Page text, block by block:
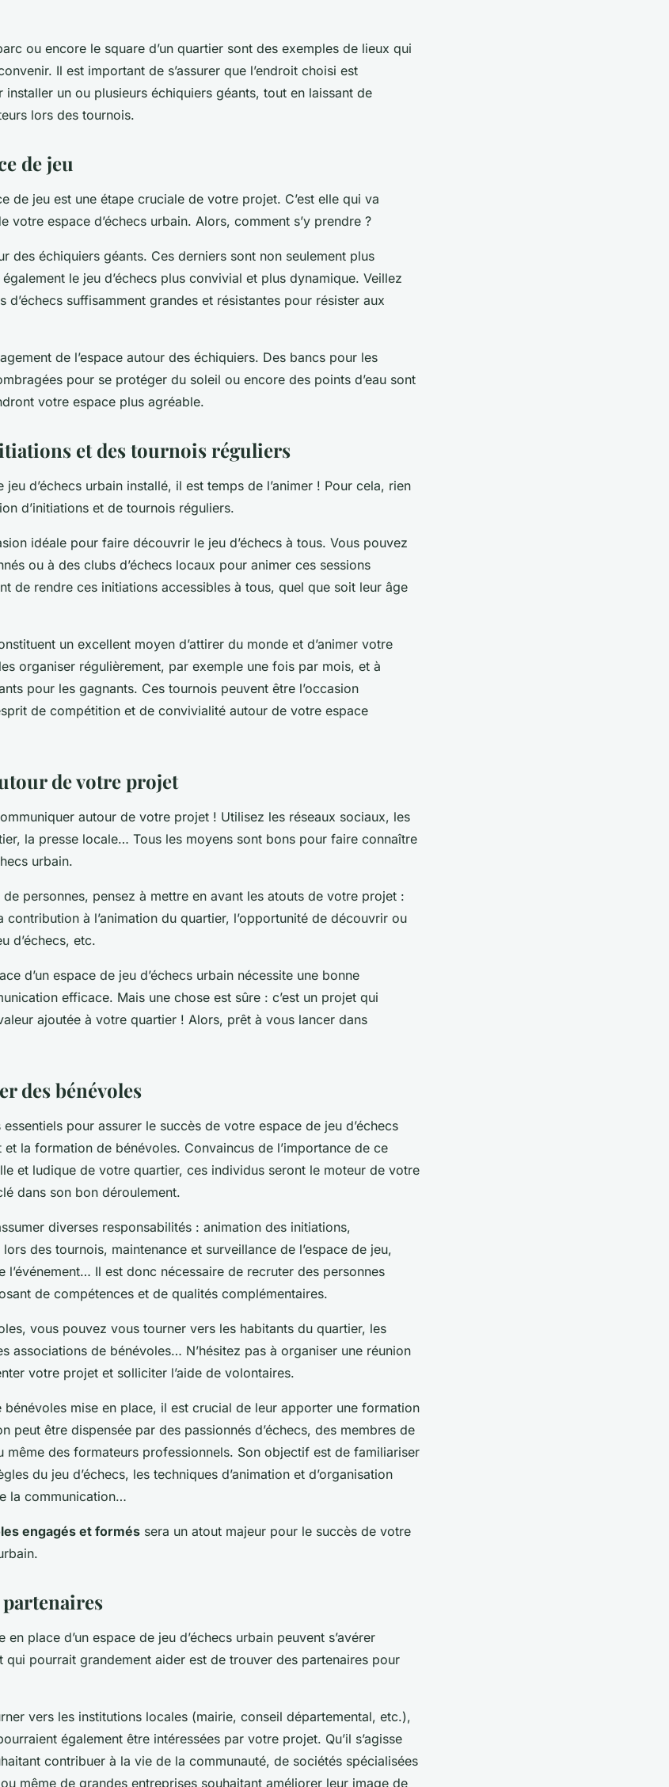
ou encore le square d’un quartier sont des exemples de lieux qui
Il est important de s’assurer que l’endroit choisi est
installer un ou plusieurs échiquiers géants, tout en laissant de
lors des tournois.
de jeu
de jeu est une étape cruciale de votre projet. C’est elle qui va
votre espace d’échecs urbain. Alors, comment s’y prendre ?
des échiquiers géants. Ces derniers sont non seulement plus
le jeu d’échecs plus convivial et plus dynamique. Veillez
d’échecs suffisamment grandes et résistantes pour résister aux
de l’espace autour des échiquiers. Des bancs pour les
pour se protéger du soleil ou encore des points d’eau sont
votre espace plus agréable.
et des tournois réguliers
d’échecs urbain installé, il est temps de l’animer ! Pour cela, rien
d’initiations et de tournois réguliers.
idéale pour faire découvrir le jeu d’échecs à tous. Vous pouvez
ou à des clubs d’échecs locaux pour animer ces sessions
de rendre ces initiations accessibles à tous, quel que soit leur âge
un excellent moyen d’attirer du monde et d’animer votre
organiser régulièrement, par exemple une fois par mois, et à
pour les gagnants. Ces tournois peuvent être l’occasion
de compétition et de convivialité autour de votre espace
de votre projet
autour de votre projet ! Utilisez les réseaux sociaux, les
la presse locale… Tous les moyens sont bons pour faire connaître
urbain.
personnes, pensez à mettre en avant les atouts de votre projet :
contribution à l’animation du quartier, l’opportunité de découvrir ou
d’échecs, etc.
d’un espace de jeu d’échecs urbain nécessite une bonne
efficace. Mais une chose est sûre : c’est un projet qui
ajoutée à votre quartier ! Alors, prêt à vous lancer dans
des bénévoles
essentiels pour assurer le succès de votre espace de jeu d’échecs
et la formation de bénévoles. Convaincus de l’importance de ce
et ludique de votre quartier, ces individus seront le moteur de votre
dans son bon déroulement.
diverses responsabilités : animation des initiations,
des tournois, maintenance et surveillance de l’espace de jeu,
l’événement… Il est donc nécessaire de recruter des personnes
de compétences et de qualités complémentaires.
vous pouvez vous tourner vers les habitants du quartier, les
associations de bénévoles… N’hésitez pas à organiser une réunion
votre projet et solliciter l’aide de volontaires.
mise en place, il est crucial de leur apporter une formation
peut être dispensée par des passionnés d’échecs, des membres de
même des formateurs professionnels. Son objectif est de familiariser
du jeu d’échecs, les techniques d’animation et d’organisation
la communication…
engagés et formés sera un atout majeur pour le succès de votre
partenaires
place d’un espace de jeu d’échecs urbain peuvent s’avérer
qui pourrait grandement aider est de trouver des partenaires pour
vers les institutions locales (mairie, conseil départemental, etc.),
également être intéressées par votre projet. Qu’il s’agisse
contribuer à la vie de la communauté, de sociétés spécialisées
même de grandes entreprises souhaitant améliorer leur image de